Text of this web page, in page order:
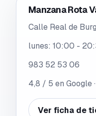
Manzana Rota
Calle Real de
lunes: 10:00 -
983 52 53 06
4,8 / 5 en Google ·
Ver ficha de